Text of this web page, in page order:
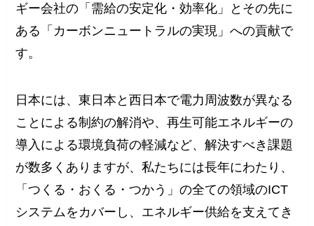
ギー会社の「需給の安定化・効率化」とその先に
ある「カーボンニュートラルの実現」への貢献で
す。
日本には、東日本と西日本で電力周波数が異なる
ことによる制約の解消や、再生可能エネルギーの
導入による環境負荷の軽減など、解決すべき課題
が数多くありますが、私たちには長年にわたり、
「つくる・おくる・つかう」の全ての領域のICT
システムをカバーし、エネルギー供給を支えてき